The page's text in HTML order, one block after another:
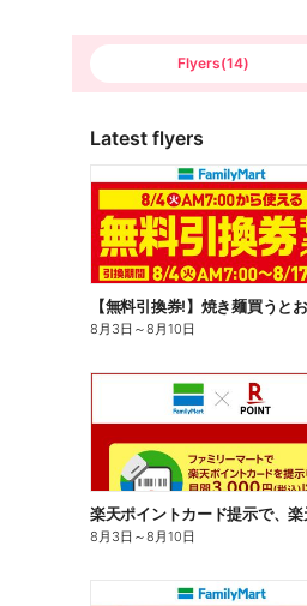
Flyers(14)
Latest flyers
8月3日 ～8月10日
8月3日 ～8月10日